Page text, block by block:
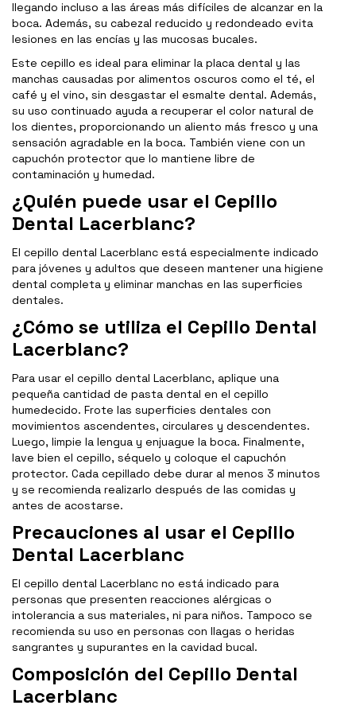
llegando incluso a las áreas más difíciles de alcanzar en la
boca. Además, su cabezal reducido y redondeado evita
lesiones en las encías y las mucosas bucales.
Este cepillo es ideal para eliminar la placa dental y las
manchas causadas por alimentos oscuros como el té, el
café y el vino, sin desgastar el esmalte dental. Además,
su uso continuado ayuda a recuperar el color natural de
los dientes, proporcionando un aliento más fresco y una
sensación agradable en la boca. También viene con un
capuchón protector que lo mantiene libre de
contaminación y humedad.
¿Quién puede usar el Cepillo
Dental Lacerblanc?
El cepillo dental Lacerblanc está especialmente indicado
para jóvenes y adultos que deseen mantener una higiene
dental completa y eliminar manchas en las superficies
dentales.
¿Cómo se utiliza el Cepillo Dental
Lacerblanc?
Para usar el cepillo dental Lacerblanc, aplique una
pequeña cantidad de pasta dental en el cepillo
humedecido. Frote las superficies dentales con
movimientos ascendentes, circulares y descendentes.
Luego, limpie la lengua y enjuague la boca. Finalmente,
lave bien el cepillo, séquelo y coloque el capuchón
protector. Cada cepillado debe durar al menos 3 minutos
y se recomienda realizarlo después de las comidas y
antes de acostarse.
Precauciones al usar el Cepillo
Dental Lacerblanc
El cepillo dental Lacerblanc no está indicado para
personas que presenten reacciones alérgicas o
intolerancia a sus materiales, ni para niños. Tampoco se
recomienda su uso en personas con llagas o heridas
sangrantes y supurantes en la cavidad bucal.
Composición del Cepillo Dental
Lacerblanc